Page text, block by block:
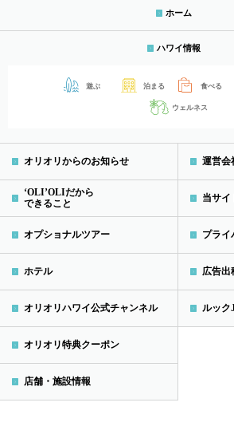
ホーム
ハワイ情報
遊ぶ 泊まる 食べる
ウェルネス
オリオリからのお知らせ
‘OLI’OLIだから
できること
オプショナルツアー
ホテル
オリオリハワイ公式チャンネル
オリオリ特典クーポン
店舗・施設情報
運営会
当サイ
プライ
広告出
ルック